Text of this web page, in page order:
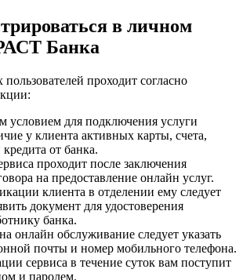
в личном
Банка
проходит согласно
условием для подключения услуги
у клиента активных карты, счета,
от банка.
проходит после заключения
на предоставление онлайн услуг.
клиента в отделении ему следует
документ для удостоверения
банка.
онлайн обслуживание следует указать
почты и номер мобильного телефона.
сервиса в течение суток вам поступит
и паролем.